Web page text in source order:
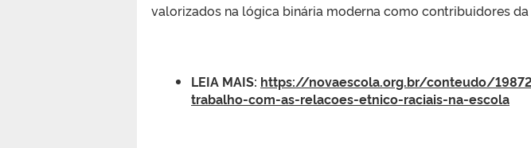
valorizados na lógica binária moderna como contribuidores da
LEIA MAIS: https://novaescola.org.br/conteudo/
trabalho-com-as-relacoes-etnico-raciais-na-escola